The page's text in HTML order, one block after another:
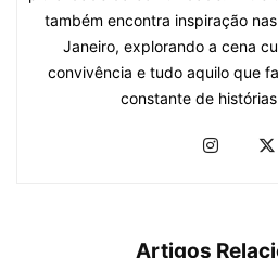
também encontra inspiração
Janeiro, explorando a cena
convivência e tudo aquilo que
constante de
Artigos